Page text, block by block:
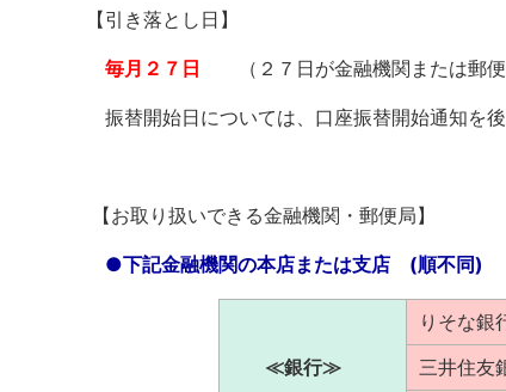
【引き落とし日】
毎月２７日 （２７日が金融機関または郵便
振替開始日については、口座振替開始通知を
【お取り扱いできる金融機関・郵便局】
●下記金融機関の本店または支店 (順不同)
≪銀行≫
りそな銀
三井住友